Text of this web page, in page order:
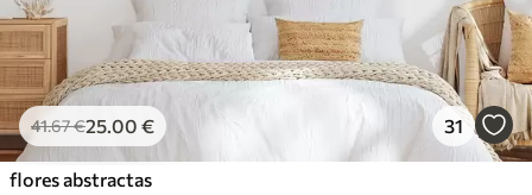
41.67€25.00 € 31
flores abstractas